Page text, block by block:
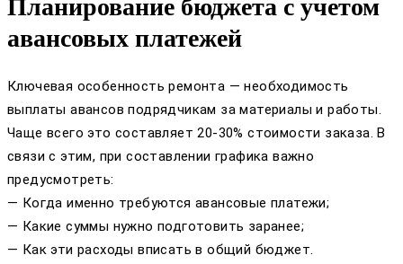
Планирование бюджета с учетом
авансовых платежей
Ключевая особенность ремонта — необходимость
выплаты авансов подрядчикам за материалы и работы.
Чаще всего это составляет 20-30% стоимости заказа. В
связи с этим, при составлении графика важно
предусмотреть:
— Когда именно требуются авансовые платежи;
— Какие суммы нужно подготовить заранее;
— Как эти расходы вписать в общий бюджет.